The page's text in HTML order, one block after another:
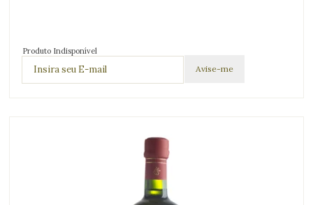
Produto Indisponível